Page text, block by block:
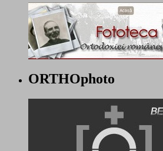
ORTHOphoto